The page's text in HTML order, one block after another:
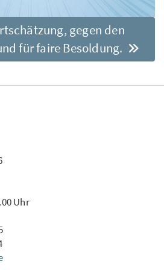
gegen den
für faire Besoldung.
Uhr